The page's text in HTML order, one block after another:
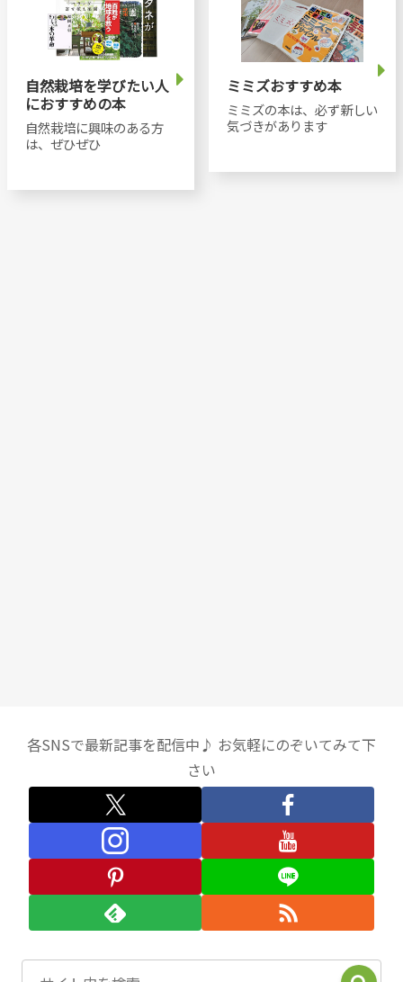
自然栽培を学びたい人
におすすめの本
自然栽培に興味のある方
は、ぜひぜひ
ミミズおすすめ本
ミミズの本は、必ず新しい
気づきがあります
各SNSで最新記事を配信中♪ お気軽にのぞいてみて下
さい